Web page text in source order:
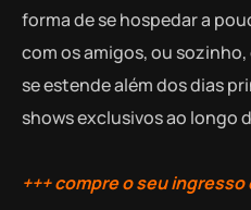
forma de se hospedar a
com os amigos, ou
se estende além dos dias
shows exclusivos ao longo
+++ compre o seu